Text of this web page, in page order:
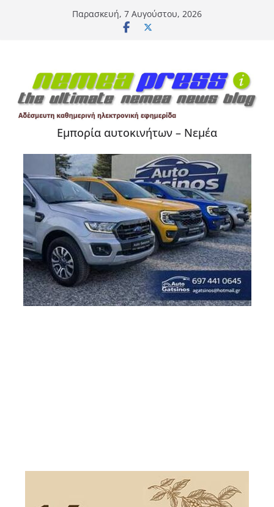
Παρασκευή, 7 Αυγούστου, 2026
Εμπορία αυτοκινήτων – Νεμέα